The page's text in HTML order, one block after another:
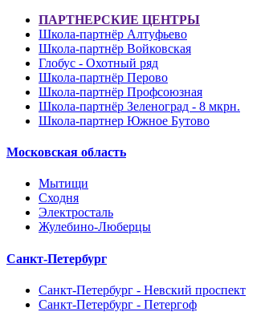
ПАРТНЕРСКИЕ ЦЕНТРЫ
Школа-партнёр Алтуфьево
Школа-партнёр Войковская
Глобус - Охотный ряд
Школа-партнёр Перово
Школа-партнёр Профсоюзная
Школа-партнёр Зеленоград - 8 мкрн.
Школа-партнер Южное Бутово
Московская область
Мытищи
Сходня
Электросталь
Жулебино-Люберцы
Санкт-Петербург
Санкт-Петербург - Невский проспект
Санкт-Петербург - Петергоф